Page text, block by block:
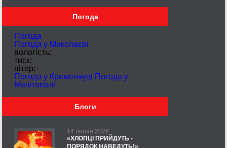
Погода
Погода
Погода у Миколаєві
вологість:
тиск:
вітер:
Погода у Кременчуці Погода у
Мелітополі
Блоги
14 липня 2026
«ХЛОПЦІ ПРИЙДУТЬ -
ПОРЯДОК НАВЕДУТЬ!»